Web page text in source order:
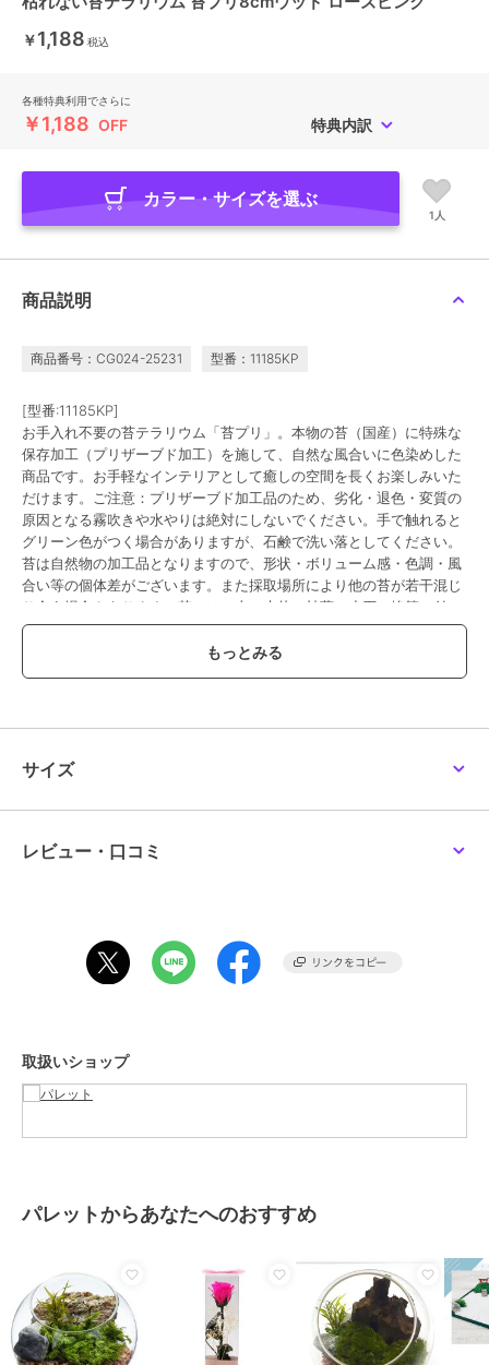
￥1,188 税込
各種特典利用でさらに
￥1,188 OFF 特典内訳
カラー・サイズを選ぶ
1人
商品説明
商品番号：CG024-25231 型番：11185KP
[型番:11185KP]
お手入れ不要の苔テラリウム「苔プリ」。本物の苔（国産）に特殊な
保存加工（プリザーブド加工）を施して、自然な風合いに色染めした
商品です。お手軽なインテリアとして癒しの空間を長くお楽しみいた
だけます。ご注意：プリザーブド加工品のため、劣化・退色・変質の
原因となる霧吹きや水やりは絶対にしないでください。手で触れると
グリーン色がつく場合がありますが、石鹸で洗い落としてください。
苔は自然物の加工品となりますので、形状・ボリューム感・色調・風
合い等の個体差がございます。また採取場所により他の苔が若干混じ
り合う場合もあります。苔には、土・木片・枯葉・小石・埃等の付
着・混入がございます。染料が表面から滲む場合があります。衣類・
家具・壁紙等に色移りする恐れがありますので、ご使用の際には充分
ご注意下さい。自然物の加工品となりますので、苔本来のにおいが若
この商品は無料ギフトサービスの対象商品です
ブランド
**
日本
サイズ
レビュー・口コミ
取扱いショップ
パレットからあなたへのおすすめ